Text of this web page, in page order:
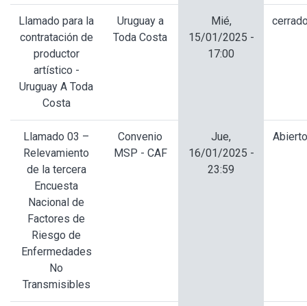
Llamado para la
contratación de
productor
artístico -
Uruguay A Toda
Costa
Uruguay a
Toda Costa
Mié,
15/01/2025 -
17:00
Llamado 03 –
Relevamiento
de la tercera
Encuesta
Nacional de
Factores de
Riesgo de
Enfermedades
No
Transmisibles
Convenio
MSP - CAF
Jue,
16/01/2025 -
23:59
Abierto